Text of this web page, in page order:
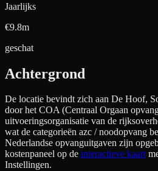
Jaarlijks
€9.8m
geschat
Achtergrond
De locatie bevindt zich aan De Hoof,
door het COA (Centraal Orgaan
uitvoeringsorganisatie van de
wat de categorieën azc / noodopvang
Nederlandse opvanguitgaven zijn
kostenpaneel op de interactieve kaart
Instellingen.